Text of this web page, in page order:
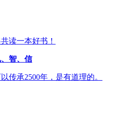
读一本好书！
智、信
传承2500年，是有道理的。